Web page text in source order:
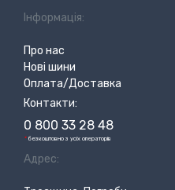
Інформація:
Про нас
Нові шини
Оплата/Доставка
Контакти:
0 800 33 28 48
*безкоштовно з усіх операторів
Адрес: